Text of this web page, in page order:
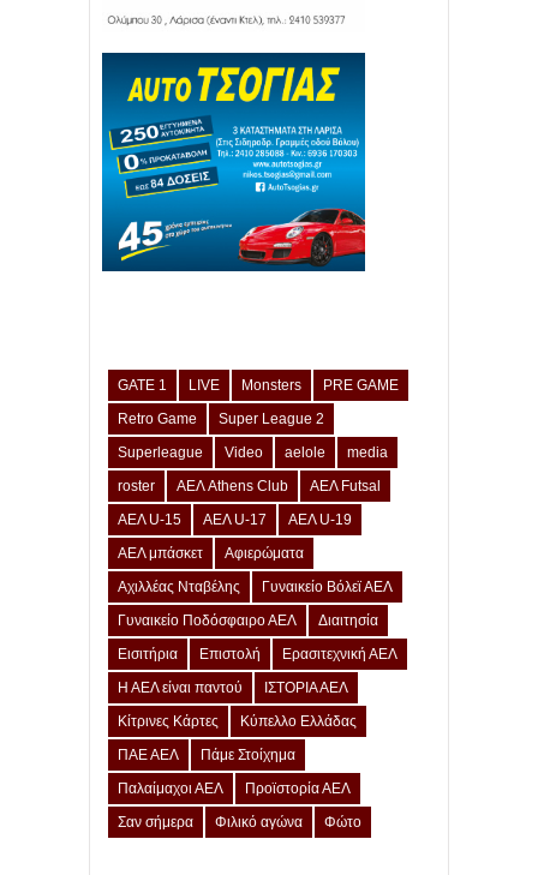
GATE 1 LIVE Monsters
PRE GAME
Retro Game
Super League 2
Superleague
Video aelole
media
roster
ΑΕΛ Athens Club
ΑΕΛ Futsal
ΑΕΛ U-15
ΑΕΛ U-17
ΑΕΛ U-19
ΑΕΛ μπάσκετ
Αφιερώματα
Αχιλλέας Νταβέλης
Γυναικείο Βόλεϊ ΑΕΛ
Γυναικείο Ποδόσφαιρο ΑΕΛ
Διαιτησία
Εισιτήρια
Επιστολή
Ερασιτεχνική ΑΕΛ
Η ΑΕΛ είναι παντού
ΙΣΤΟΡΙΑ ΑΕΛ
Κίτρινες Κάρτες
Κύπελλο Ελλάδας
ΠΑΕ ΑΕΛ
Πάμε Στοίχημα
Παλαίμαχοι ΑΕΛ
Προϊστορία ΑΕΛ
Σαν σήμερα
Φιλικό αγώνα Φώτο